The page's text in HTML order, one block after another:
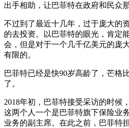
出手相助，让巴菲特在政府和民众
不过到了最近十几年，过于庞大的
的去投资。以巴菲特的眼光，肯定
会，但是对于一个几千亿美元的庞
有限的。
巴菲特已经是快90岁高龄了，芒格
了。
2018年初，巴菲特接受采访的时候
这两个人一个是巴菲特旗下保险业
业务的副主席。在此之前，巴菲特